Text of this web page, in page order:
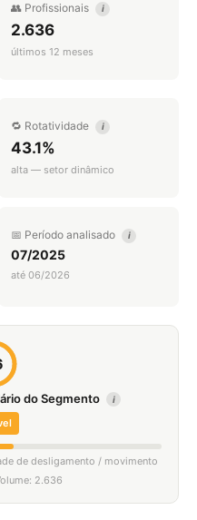
👥 Profissionais i
2.636
últimos 12 meses
🔁 Rotatividade i
43.1%
alta — setor dinâmico
📅 Período analisado i
07/2025
até 06/2026
do Segmento i
de desligamento / movimento
2.636